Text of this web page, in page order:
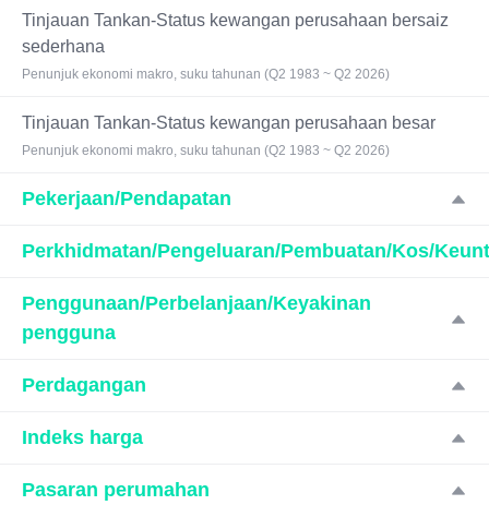
Tinjauan Tankan-Status kewangan perusahaan bersaiz
sederhana
Penunjuk ekonomi makro, suku tahunan (Q2 1983 ~ Q2 2026)
Tinjauan Tankan-Status kewangan perusahaan besar
Penunjuk ekonomi makro, suku tahunan (Q2 1983 ~ Q2 2026)
Pekerjaan/Pendapatan
Perkhidmatan/Pengeluaran/Pembuatan/Kos/
Penggunaan/Perbelanjaan/Keyakinan
pengguna
Perdagangan
Indeks harga
Pasaran perumahan